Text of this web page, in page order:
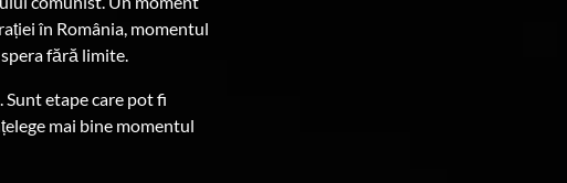
în România, momentul
fără limite.
etape care pot fi
mai bine momentul